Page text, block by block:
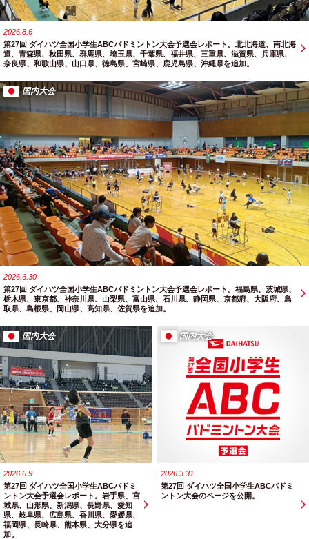
2026.8.6
第27回 ダイハツ全国小学生ABCバドミントン大会予選会レポート。北北海道、南北海
道、青森県、秋田県、群馬県、埼玉県、千葉県、福井県、三重県、滋賀県、兵庫県、
奈良県、和歌山県、山口県、徳島県、宮崎県、鹿児島県、沖縄県を追加。
国内大会
2026.6.30
第27回 ダイハツ全国小学生ABCバドミントン大会予選会レポート。福島県、茨城県、
栃木県、東京都、神奈川県、山梨県、富山県、石川県、静岡県、京都府、大阪府、鳥
取県、島根県、岡山県、高知県、佐賀県を追加。
国内大会
2026.6.9
第27回 ダイハツ全国小学生ABCバドミ
ントン大会予選会レポート。岩手県、宮
城県、山形県、新潟県、長野県、愛知
県、岐阜県、広島県、香川県、愛媛県、
福岡県、長崎県、熊本県、大分県を追
加。
国内大会
2026.3.31
第27回 ダイハツ全国小学生ABCバドミ
ントン大会のページを公開。